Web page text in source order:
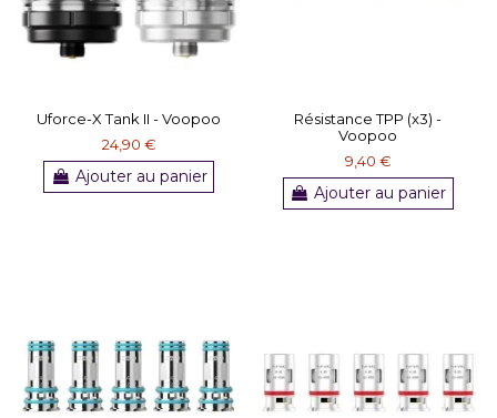
Uforce-X Tank II - Voopoo
24,90 €
Ajouter au panier
Résistance TPP (x3) -
Voopoo
9,40 €
Ajouter au panier